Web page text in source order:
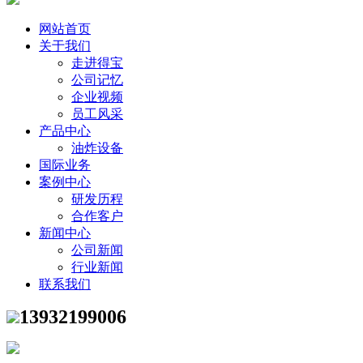
网站首页
关于我们
走进得宝
公司记忆
企业视频
员工风采
产品中心
油炸设备
国际业务
案例中心
研发历程
合作客户
新闻中心
公司新闻
行业新闻
联系我们
13932199006